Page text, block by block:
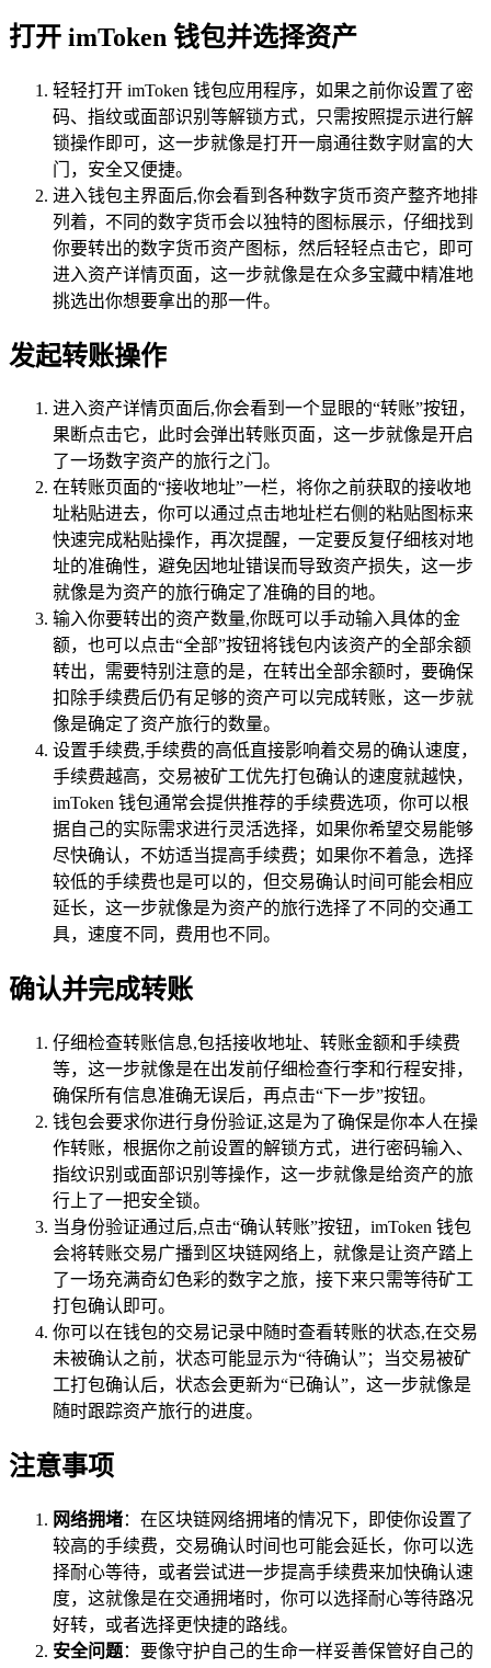
打开 imToken 钱包并选择资产
轻轻打开 imToken 钱包应用程序，如果之前你设置了密
码、指纹或面部识别等解锁方式，只需按照提示进行解
锁操作即可，这一步就像是打开一扇通往数字财富的大
门，安全又便捷。
进入钱包主界面后,你会看到各种数字货币资产整齐地排
列着，不同的数字货币会以独特的图标展示，仔细找到
你要转出的数字货币资产图标，然后轻轻点击它，即可
进入资产详情页面，这一步就像是在众多宝藏中精准地
挑选出你想要拿出的那一件。
发起转账操作
进入资产详情页面后,你会看到一个显眼的“转账”按钮，
果断点击它，此时会弹出转账页面，这一步就像是开启
了一场数字资产的旅行之门。
在转账页面的“接收地址”一栏，将你之前获取的接收地
址粘贴进去，你可以通过点击地址栏右侧的粘贴图标来
快速完成粘贴操作，再次提醒，一定要反复仔细核对地
址的准确性，避免因地址错误而导致资产损失，这一步
就像是为资产的旅行确定了准确的目的地。
输入你要转出的资产数量,你既可以手动输入具体的金
额，也可以点击“全部”按钮将钱包内该资产的全部余额
转出，需要特别注意的是，在转出全部余额时，要确保
扣除手续费后仍有足够的资产可以完成转账，这一步就
像是确定了资产旅行的数量。
设置手续费,手续费的高低直接影响着交易的确认速度，
手续费越高，交易被矿工优先打包确认的速度就越快，
imToken 钱包通常会提供推荐的手续费选项，你可以根
据自己的实际需求进行灵活选择，如果你希望交易能够
尽快确认，不妨适当提高手续费；如果你不着急，选择
较低的手续费也是可以的，但交易确认时间可能会相应
延长，这一步就像是为资产的旅行选择了不同的交通工
具，速度不同，费用也不同。
确认并完成转账
仔细检查转账信息,包括接收地址、转账金额和手续费
等，这一步就像是在出发前仔细检查行李和行程安排，
确保所有信息准确无误后，再点击“下一步”按钮。
钱包会要求你进行身份验证,这是为了确保是你本人在操
作转账，根据你之前设置的解锁方式，进行密码输入、
指纹识别或面部识别等操作，这一步就像是给资产的旅
行上了一把安全锁。
当身份验证通过后,点击“确认转账”按钮，imToken 钱包
会将转账交易广播到区块链网络上，就像是让资产踏上
了一场充满奇幻色彩的数字之旅，接下来只需等待矿工
打包确认即可。
你可以在钱包的交易记录中随时查看转账的状态,在交易
未被确认之前，状态可能显示为“待确认”；当交易被矿
工打包确认后，状态会更新为“已确认”，这一步就像是
随时跟踪资产旅行的进度。
注意事项
网络拥堵：在区块链网络拥堵的情况下，即使你设置了
较高的手续费，交易确认时间也可能会延长，你可以选
择耐心等待，或者尝试进一步提高手续费来加快确认速
度，这就像是在交通拥堵时，你可以选择耐心等待路况
好转，或者选择更快捷的路线。
安全问题：要像守护自己的生命一样妥善保管好自己的